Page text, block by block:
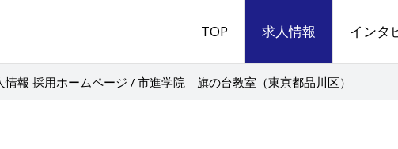
TOP 求人情報 インタ
報 採用ホームページ / 市進学院 旗の台教室（東京都品川区）